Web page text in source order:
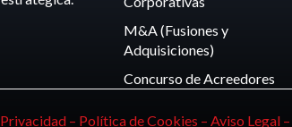
M&A (Fusiones y
Adquisiciones)
Concurso de Acreedores
– Política de Cookies – Aviso Legal –